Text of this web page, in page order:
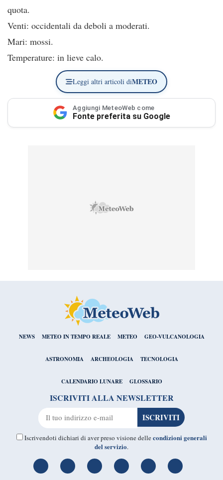
quota.
Venti: occidentali da deboli a moderati.
Mari: mossi.
Temperature: in lieve calo.
Leggi altri articoli diMETEO
Aggiungi MeteoWeb come
Fonte preferita su Google
NEWS METEO IN TEMPO REALE METEO GEO-VULCANOLOGIA
ASTRONOMIA ARCHEOLOGIA TECNOLOGIA
CALENDARIO LUNARE GLOSSARIO
ISCRIVITI ALLA NEWSLETTER
Iscrivendoti dichiari di aver preso visione dellecondizioni generali
del servizio.